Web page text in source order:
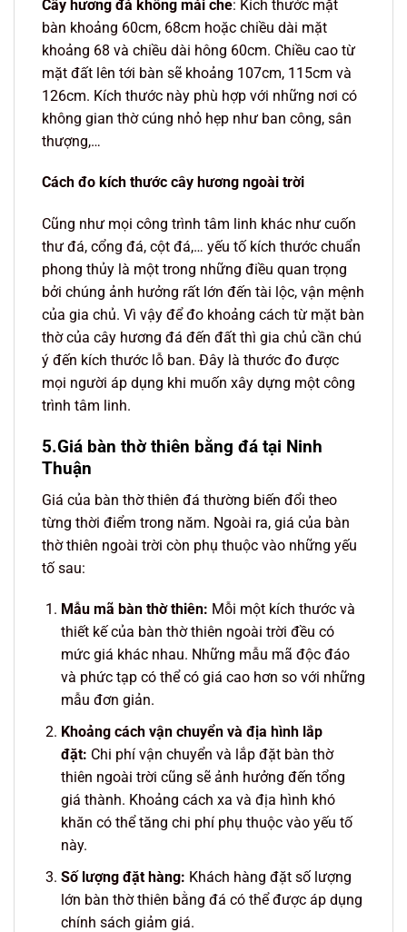
Cây hương đá không mái che: Kích thước mặt
bàn khoảng 60cm, 68cm hoặc chiều dài mặt
khoảng 68 và chiều dài hông 60cm. Chiều cao từ
mặt đất lên tới bàn sẽ khoảng 107cm, 115cm và
126cm. Kích thước này phù hợp với những nơi có
không gian thờ cúng nhỏ hẹp như ban công, sân
thượng,…
Cách đo kích thước cây hương ngoài trời
Cũng như mọi công trình tâm linh khác như cuốn
thư đá, cổng đá, cột đá,… yếu tố kích thước chuẩn
phong thủy là một trong những điều quan trọng
bởi chúng ảnh hưởng rất lớn đến tài lộc, vận mệnh
của gia chủ. Vì vậy để đo khoảng cách từ mặt bàn
thờ của cây hương đá đến đất thì gia chủ cần chú
ý đến kích thước lỗ ban. Đây là thước đo được
mọi người áp dụng khi muốn xây dựng một công
trình tâm linh.
5.Giá bàn thờ thiên bằng đá tại Ninh
Thuận
Giá của bàn thờ thiên đá thường biến đổi theo
từng thời điểm trong năm. Ngoài ra, giá của bàn
thờ thiên ngoài trời còn phụ thuộc vào những yếu
tố sau:
Mẫu mã bàn thờ thiên: Mỗi một kích thước và
thiết kế của bàn thờ thiên ngoài trời đều có
mức giá khác nhau. Những mẫu mã độc đáo
và phức tạp có thể có giá cao hơn so với những
mẫu đơn giản.
Khoảng cách vận chuyển và địa hình lắp
đặt: Chi phí vận chuyển và lắp đặt bàn thờ
thiên ngoài trời cũng sẽ ảnh hưởng đến tổng
giá thành. Khoảng cách xa và địa hình khó
khăn có thể tăng chi phí phụ thuộc vào yếu tố
này.
Số lượng đặt hàng: Khách hàng đặt số lượng
lớn bàn thờ thiên bằng đá có thể được áp dụng
chính sách giảm giá.